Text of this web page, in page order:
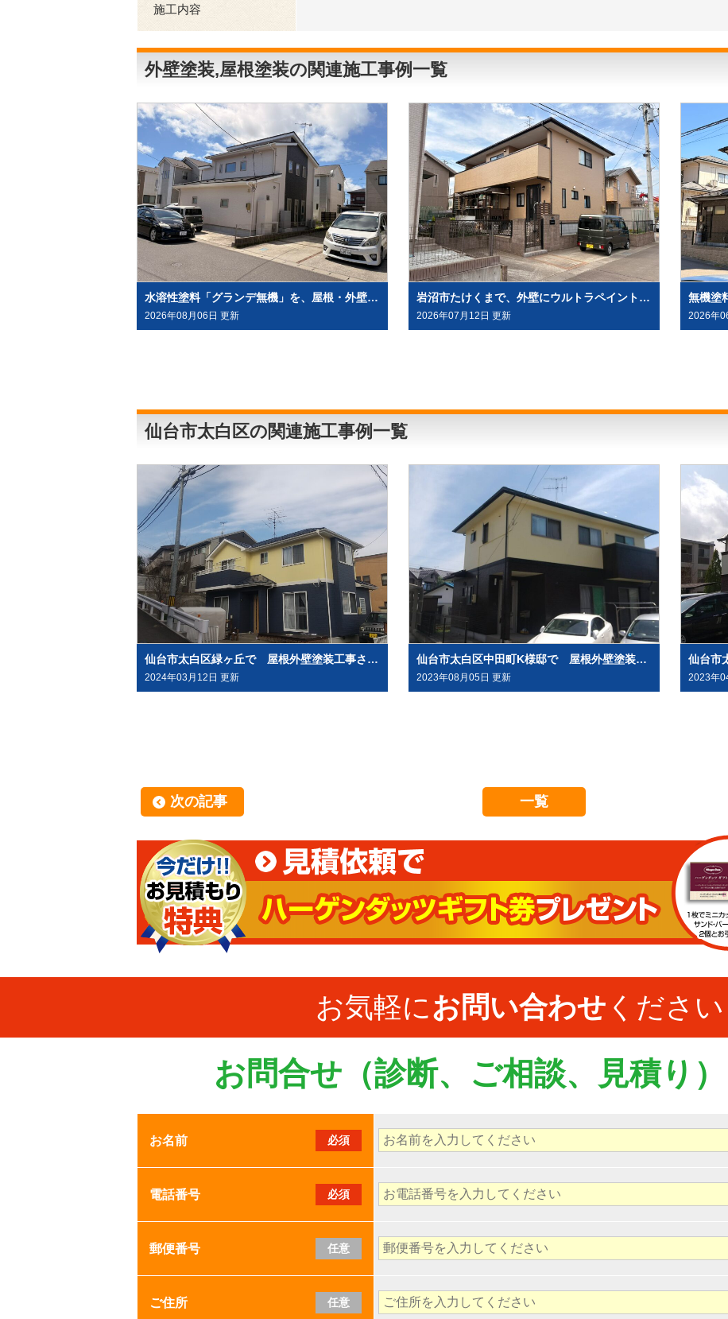
施工内容
外壁塗装,屋根塗装の関連施工事例一覧
水溶性塗料「グランデ無機」を、屋根・外壁塗装（外壁はデコラトーン工法）にて施工させていただきました（大崎市古川）
2026年08月06日 更新
岩沼市たけくまで、外壁にウルトラペイントシリーズ無機塗料「ウルトラMUKI＋ウルトラTOP」と、屋根に「ウルトラルーフ＋ウルトラTOP」にて塗装させていただきました。
2026年07月12日 更新 2026年
仙台市太白区の関連施工事例一覧
仙台市太白区緑ヶ丘で 屋根外壁塗装工事させて頂きました
2024年03月12日 更新
仙台市太白区中田町K様邸で 屋根外壁塗装工事させて頂きました
2023年08月05日 更新 2023年
次の記事 一覧
お気軽にお問い合わせ ください
お問合せ（診断、ご相談、見積り
お名前 必須
電話番号 必須
郵便番号 任意
ご住所 任意